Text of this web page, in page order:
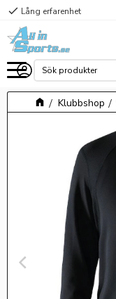
Meny
check Lång erfarenhet
Klubbshop